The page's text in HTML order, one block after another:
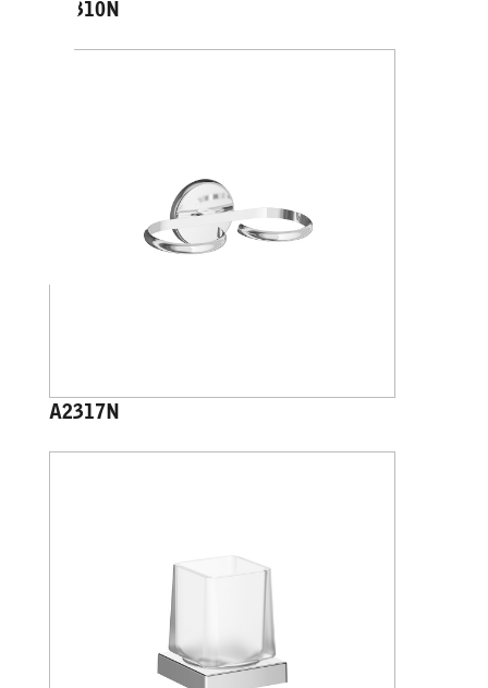
A2310N
A2317N